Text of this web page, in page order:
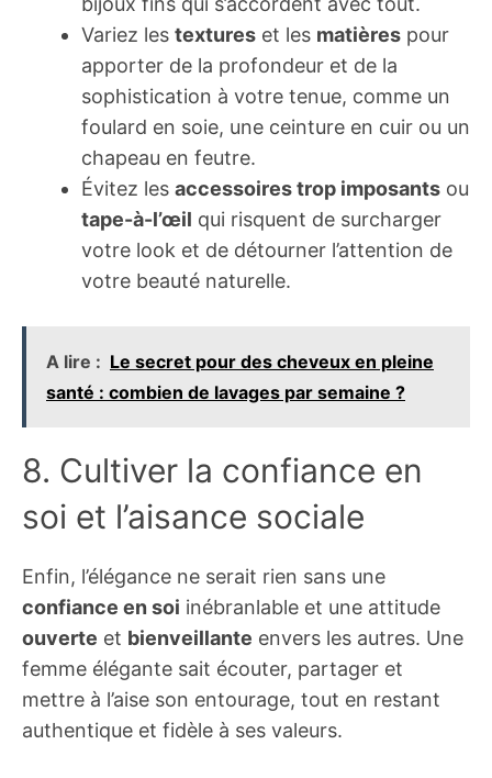
Variez les textures et les matières pour
apporter de la profondeur et de la
sophistication à votre tenue, comme un
foulard en soie, une ceinture en cuir ou un
chapeau en feutre.
Évitez les accessoires trop imposants ou
tape-à-l’œil qui risquent de surcharger
votre look et de détourner l’attention de
votre beauté naturelle.
A lire : Le secret pour des cheveux en pleine
santé : combien de lavages par semaine ?
8. Cultiver la confiance en
soi et l’aisance sociale
Enfin, l’élégance ne serait rien sans une
confiance en soi inébranlable et une attitude
ouverte et bienveillante envers les autres. Une
femme élégante sait écouter, partager et
mettre à l’aise son entourage, tout en restant
authentique et fidèle à ses valeurs.